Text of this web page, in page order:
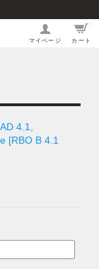
マイページ カート
4.1,
[RBO B 4.1